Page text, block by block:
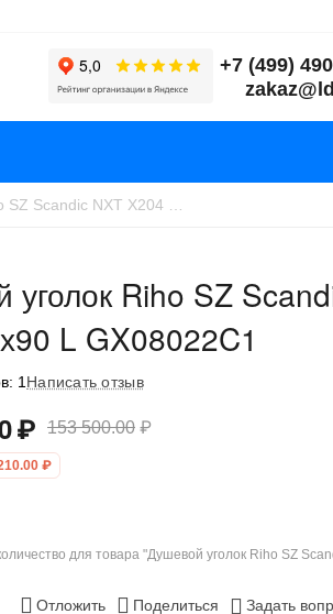
+7 (499)
уголок Riho SZ
L GX08022C1
1 Написать отзыв
₽ 153 500.00 ₽
₽
для товара "Душевой уголок Riho SZ
Отложить Поделиться Задать